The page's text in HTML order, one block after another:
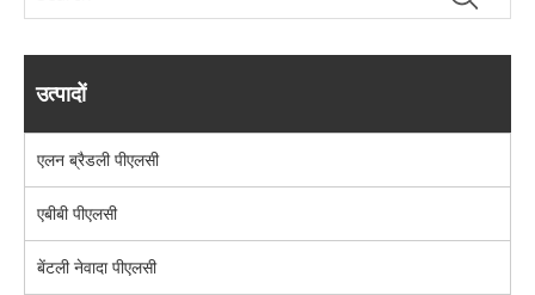
उत्पादों
एलन ब्रैडली पीएलसी
एबीबी पीएलसी
बेंटली नेवादा पीएलसी